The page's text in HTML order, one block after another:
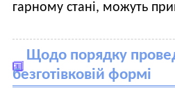
гарному стані, можуть
Щодо порядку
безготівковій формі